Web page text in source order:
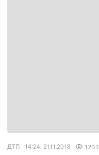
ДТП 14:24, 21.11.2018 1203